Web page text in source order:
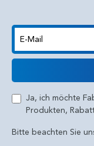
E-Mail
Ja, ich möchte
Produkten,
Bitte beachten Sie